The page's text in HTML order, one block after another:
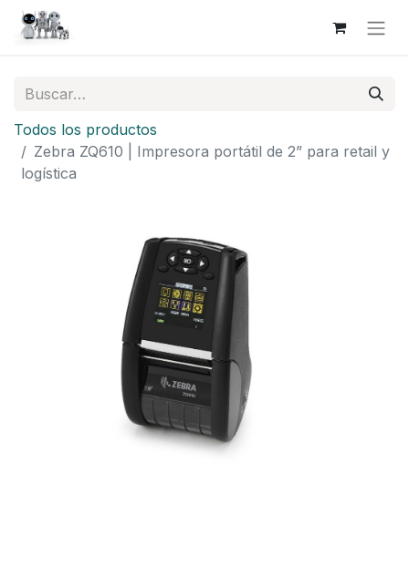
Todos los productos
Zebra ZQ610 | Impresora portátil de 2” para retail y
logística